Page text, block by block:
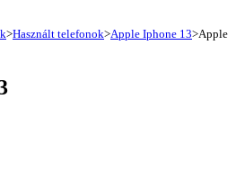
>Használt telefonok>Apple Iphone 13>Apple